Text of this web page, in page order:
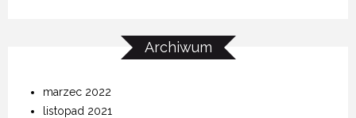
Archiwum
marzec 2022
listopad 2021